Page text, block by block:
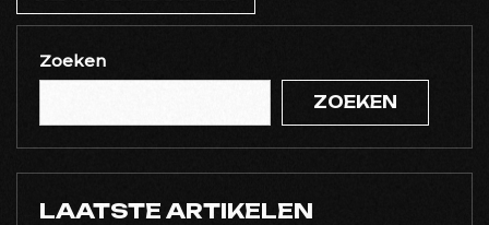
Zoeken
ZOEKEN
LAATSTE ARTIKELEN